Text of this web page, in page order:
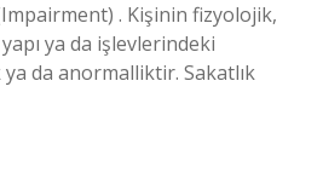
. Kişinin fizyolojik,
ya da işlevlerindeki
da anormalliktir. Sakatlık